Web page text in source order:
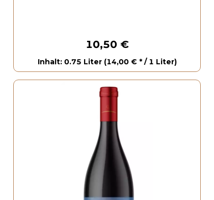
10,50 €
Inhalt: 0.75 Liter (14,00 € * / 1 Liter)